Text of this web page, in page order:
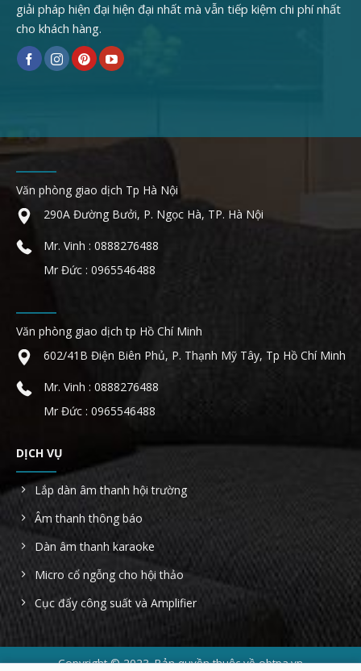
giải pháp hiện đại hiện đại nhất mà vẫn tiếp kiệm chi phí nhất
cho khách hàng.
Văn phòng giao dịch Tp Hà Nội
290A Đường Bưởi, P. Ngọc Hà, TP. Hà Nội
Mr. Vinh : 0888276488
Mr Đức : 0965546488
Văn phòng giao dịch tp Hồ Chí Minh
602/41B Điện Biên Phủ, P. Thạnh Mỹ Tây, Tp Hồ Chí Minh
Mr. Vinh : 0888276488
Mr Đức : 0965546488
DỊCH VỤ
Lắp dàn âm thanh hội trường
Âm thanh thông báo
Dàn âm thanh karaoke
Micro cổ ngỗng cho hội thảo
Cục đẩy công suất và Amplifier
Copyright © 2023. Bản quyền thuộc về obtpa.vn